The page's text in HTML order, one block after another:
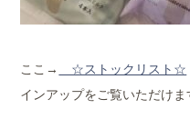
ここ→ ☆ストックリスト☆
インアップをご覧いただけま